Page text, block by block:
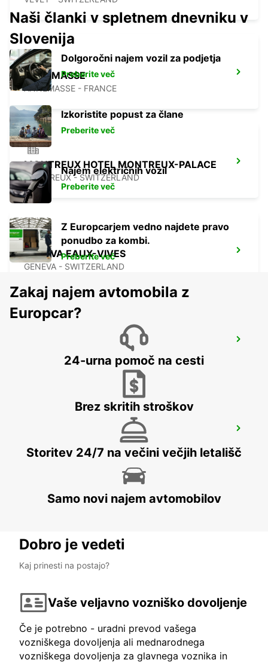
ANNEMASSE
ANNEMASSE - FRANCE
MONTREUX HOTEL MONTREUX-PALACE
MONTREUX - SWITZERLAND
GENEVA EAUX-VIVES
GENEVA - SWITZERLAND
GENEVA DOWNTOWN
GENEVA - SWITZERLAND
GENEVA AIRPORT FRENCH SIDE
FERNEY VOLTAIRE - FRANCE
Naši članki v spletnem dnevniku v
Slovenija
Dolgoročni najem vozil za podjetja
Preberite več
Izkoristite popust za člane
Preberite več
Najem električnih vozil
Preberite več
Z Europcarjem vedno najdete pravo
ponudbo za kombi.
Preberite več
Zakaj najem avtomobila z
Europcar?
24-urna pomoč na cesti
Brez skritih stroškov
Storitev 24/7 na večini večjih letališč
Samo novi najem avtomobilov
Dobro je vedeti
Kaj prinesti na postajo?
Vaše veljavno vozniško dovoljenje
Če je potrebno - uradni prevod vašega
vozniškega dovoljenja ali mednarodnega
vozniškega dovoljenja za glavnega voznika in